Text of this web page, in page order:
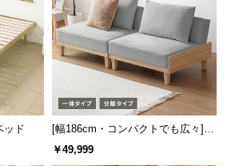
ポート搭載
ントやUSBポートも搭載。ほこり
ーなど、細かな配慮も忘れませ
ッド
[幅186cm・コンパクトでも広々] 3
人掛けソファベッド リクライニン
グ 天然木フレーム 北欧
￥49,999